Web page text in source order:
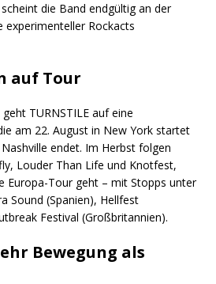
die Band endgültig an der
experimenteller Rockacts
auf Tour
TURNSTILE auf eine
am 22. August in New York startet
endet. Im Herbst folgen
Louder Than Life und Knotfest,
Europa-Tour geht – mit Stopps unter
Sound (Spanien), Hellfest
Festival (Großbritannien).
Bewegung als